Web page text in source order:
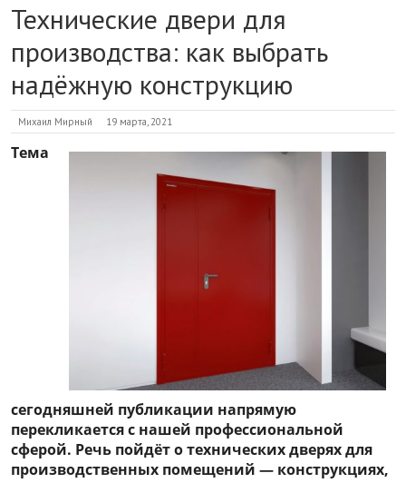
Технические двери для
производства: как выбрать
надёжную конструкцию
Михаил Мирный 19 марта, 2021
Тема
сегодняшней публикации напрямую
перекликается с нашей профессиональной
сферой. Речь пойдёт о технических дверях для
производственных помещений — конструкциях,